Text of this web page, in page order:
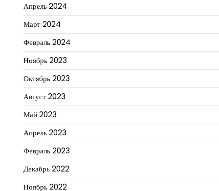
Апрель 2024
Март 2024
Февраль 2024
Ноябрь 2023
Октябрь 2023
Август 2023
Май 2023
Апрель 2023
Февраль 2023
Декабрь 2022
Ноябрь 2022